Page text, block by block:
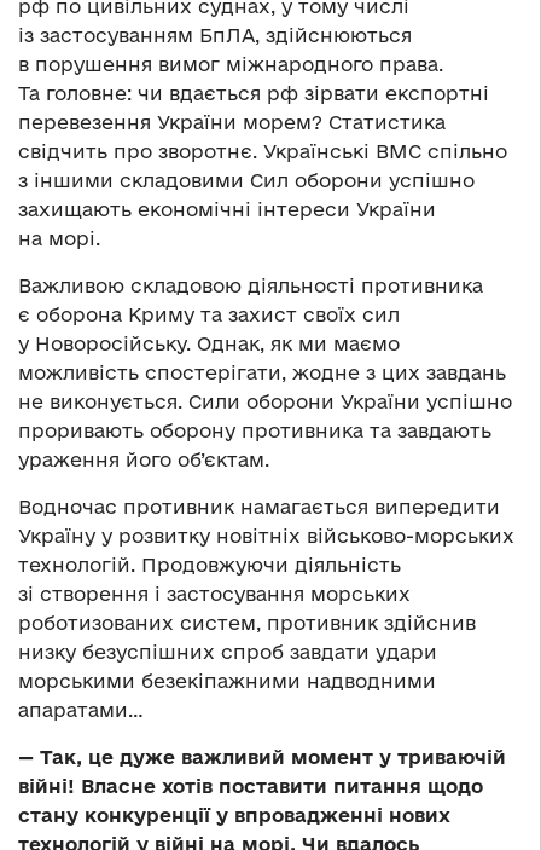
рф по цивільних суднах, у тому числі
із застосуванням БпЛА, здійснюються
в порушення вимог міжнародного права.
Та головне: чи вдається рф зірвати експортні
перевезення України морем? Статистика
свідчить про зворотнє. Українські ВМС спільно
з іншими складовими Сил оборони успішно
захищають економічні інтереси України
на морі.
Важливою складовою діяльності противника
є оборона Криму та захист своїх сил
у Новоросійську. Однак, як ми маємо
можливість спостерігати, жодне з цих завдань
не виконується. Сили оборони України успішно
проривають оборону противника та завдають
ураження його об’єктам.
Водночас противник намагається випередити
Україну у розвитку новітніх військово-морських
технологій. Продовжуючи діяльність
зі створення і застосування морських
роботизованих систем, противник здійснив
низку безуспішних спроб завдати удари
морськими безекіпажними надводними
апаратами…
— Так, це дуже важливий момент у триваючій
війні! Власне хотів поставити питання щодо
стану конкуренції у впровадженні нових
технологій у війні на морі. Чи вдалось